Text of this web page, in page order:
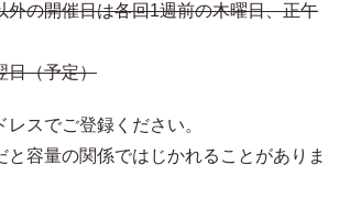
外の開催日は各回1週前の木曜日、正午
日（予定）
スでご登録ください。
と容量の関係ではじかれることがありま